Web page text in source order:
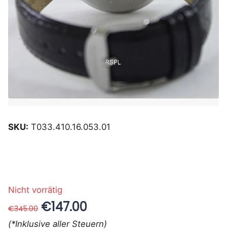
SKU: T033.410.16.053.01
Nicht vorrätig
€345.00 €147.00
(*Inklusive aller Steuern)